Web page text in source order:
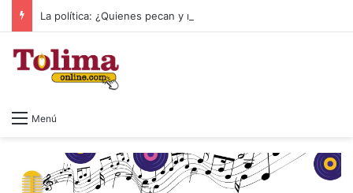
La política: ¿Quienes pecan y rezan empatan?
Menú